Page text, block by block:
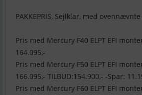
PAKKEPRIS, Sejlklar, med
Pris med Mercury F40 ELPT EFI
164.095,-
Pris med Mercury F50 ELPT EFI
166.095,- TILBUD:154.900,- -Spar:
Pris med Mercury F60 ELPT EFI